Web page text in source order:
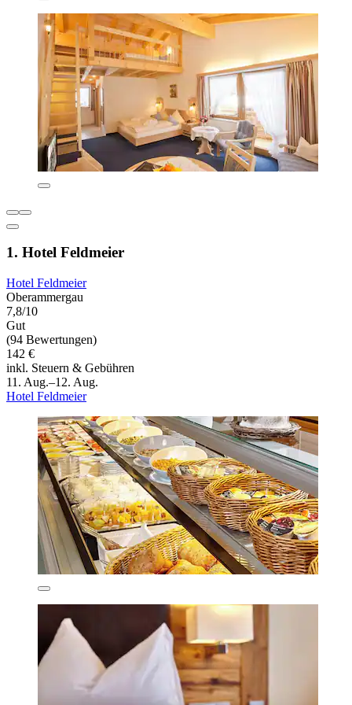
1. Hotel Feldmeier
Hotel Feldmeier
Oberammergau
7,8/10
Gut
(94 Bewertungen)
142 €
inkl. Steuern & Gebühren
11. Aug.–12. Aug.
Hotel Feldmeier